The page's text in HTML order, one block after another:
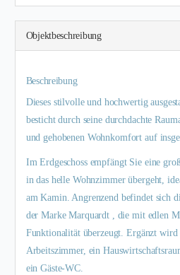
Objekt­beschreibung
Beschreibung
Dieses stilvolle und hochwertig
besticht durch seine durchdachte
und gehobenen Wohnkomfort auf
Im Erdgeschoss empfängt Sie eine
in das helle Wohnzimmer übergeht,
am Kamin. Angrenzend befindet sich
der Marke Marquardt , die mit edlen
Funktionalität überzeugt. Ergänzt wird
Arbeitszimmer, ein
ein Gäste-WC.